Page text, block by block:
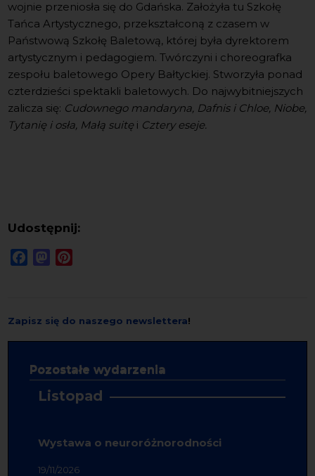
wojnie przeniosła się do Gdańska. Założyła tu Szkołę
Tańca Artystycznego, przekształconą z czasem w
Państwową Szkołę Baletową, której była dyrektorem
artystycznym i pedagogiem. Twórczyni i choreografka
zespołu baletowego Opery Bałtyckiej. Stworzyła ponad
czterdzieści spektakli baletowych. Do najwybitniejszych
zalicza się: Cudownego mandaryna, Dafnis i Chloe, Niobe,
Tytanię i osła, Małą suitę i Cztery eseje.
Udostępnij:
FacebookMastodon
Zapisz się do naszego newslettera!
Pozostałe wydarzenia
Listopad
Wystawa o neuroróżnorodności
19/11/2026